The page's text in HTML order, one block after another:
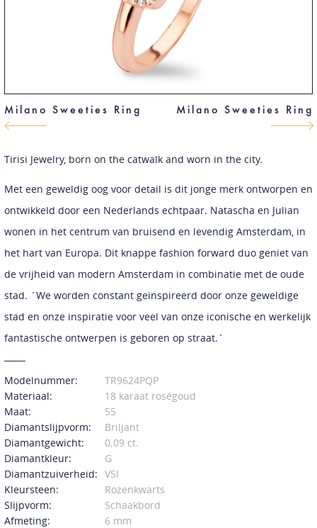
Milano Sweeties Ring Milano Sweeties Ring
Tirisi Jewelry, born on the catwalk and worn in the city.
Met een geweldig oog voor detail is dit jonge merk ontworpen en
ontwikkeld door een Nederlands echtpaar. Natascha en Julian
wonen in het centrum van bruisend en levendig Amsterdam, in
het hart van Europa. Dit knappe fashion forward duo geniet van
de vrijheid van modern Amsterdam in combinatie met de oude
stad. ´We worden constant geïnspireerd door onze geweldige
stad en onze inspiratie voor veel van onze iconische en werkelijk
fantastische ontwerpen is geboren op straat.´
Modelnummer:
TR9624PQP
Materiaal:
18 karaat roségoud
Maat:
55
Diamantslijpvorm:
Briljant
Diamantgewicht:
0.09 ct.
Diamantkleur:
G
Diamantzuiverheid: VSI
Kleursteen:
Rozenkwarts
Slijpvorm:
Schaakbord
Afmeting:
6 mm